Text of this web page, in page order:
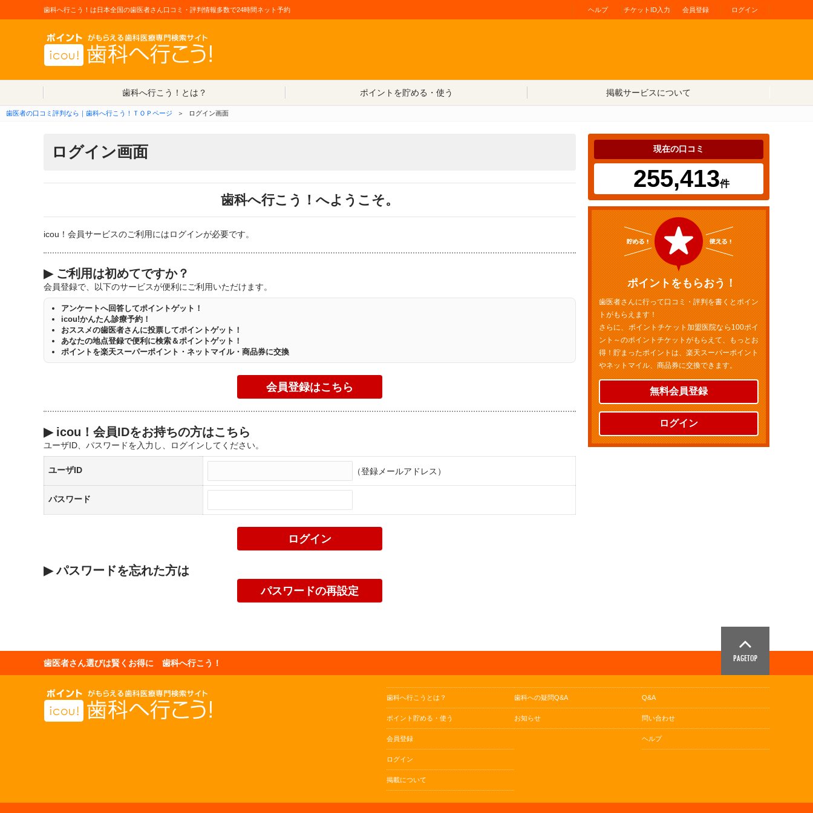
歯科へ行こう！は日本全国の歯医者さん口コミ・評判情報多数で24時間ネット予約 ヘルプ チケットID入力 会員登録 ログイン
歯科へ行こう！とは？
ポイントを貯める・使う 掲載サービスについて
歯医者の口コミ評判なら｜歯科へ行こう！ＴＯＰページ ＞ ログイン画面
ログイン画面
歯科へ行こう！へようこそ。
icou！会員サービスのご利用にはログインが必要です。
▶ ご利用は初めてですか？
会員登録で、以下のサービスが便利にご利用いただけます。
アンケートへ回答してポイントゲット！
icou!かんたん診療予約！
おススメの歯医者さんに投票してポイントゲット！
あなたの地点登録で便利に検索＆ポイントゲット！
ポイントを楽天スーパーポイント・ネットマイル・商品券に交換
▶ icou！会員IDをお持ちの方はこちら
ユーザID、パスワードを入力し、ログインしてください。
ユーザID （登録メールアドレス）
パスワード
▶ パスワードを忘れた方は
現在の口コミ
255,413件
ポイントをもらおう！
歯医者さんに行って口コミ・評判を書くとポイン
トがもらえます！
さらに、ポイントチケット加盟医院なら100ポイ
ント～のポイントチケットがもらえて、もっとお
得！貯まったポイントは、楽天スーパーポイント
やネットマイル、商品券に交換できます。
無料会員登録
ログイン
歯医者さん選びは賢くお得に 歯科へ行こう！
歯科へ行こうとは？
ポイント貯める・使う
会員登録
ログイン
掲載について
歯科への疑問Q&A
お知らせ
Q&A
問い合わせ
ヘルプ